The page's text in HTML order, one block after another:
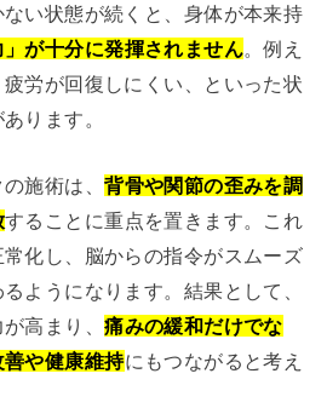
い状態が続くと、身体が本来持
」が十分に発揮されません 。例え
労が回復しにくい、といった状
ります。
の施術は、背骨や関節の歪みを調
することに重点を置きます。これ
化し、脳からの指令がスムーズ
ようになります。結果として、
高まり、痛みの緩和だけでな
善や健康維持にもつながると考え